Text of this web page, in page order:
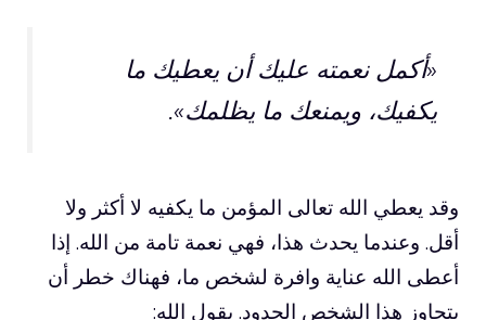
«أكمل نعمته عليك أن يعطيك ما
يكفيك، ويمنعك ما يظلمك».
وقد يعطي الله تعالى المؤمن ما يكفيه لا أكثر ولا
أقل. وعندما يحدث هذا، فهي نعمة تامة من الله. إذا
أعطى الله عناية وافرة لشخص ما، فهناك خطر أن
يتجاوز هذا الشخص الحدود. يقول الله: